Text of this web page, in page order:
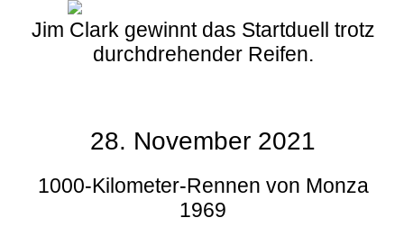
Jim Clark gewinnt das Startduell trotz
durchdrehender Reifen.
28. November 2021
1000-Kilometer-Rennen von Monza
1969